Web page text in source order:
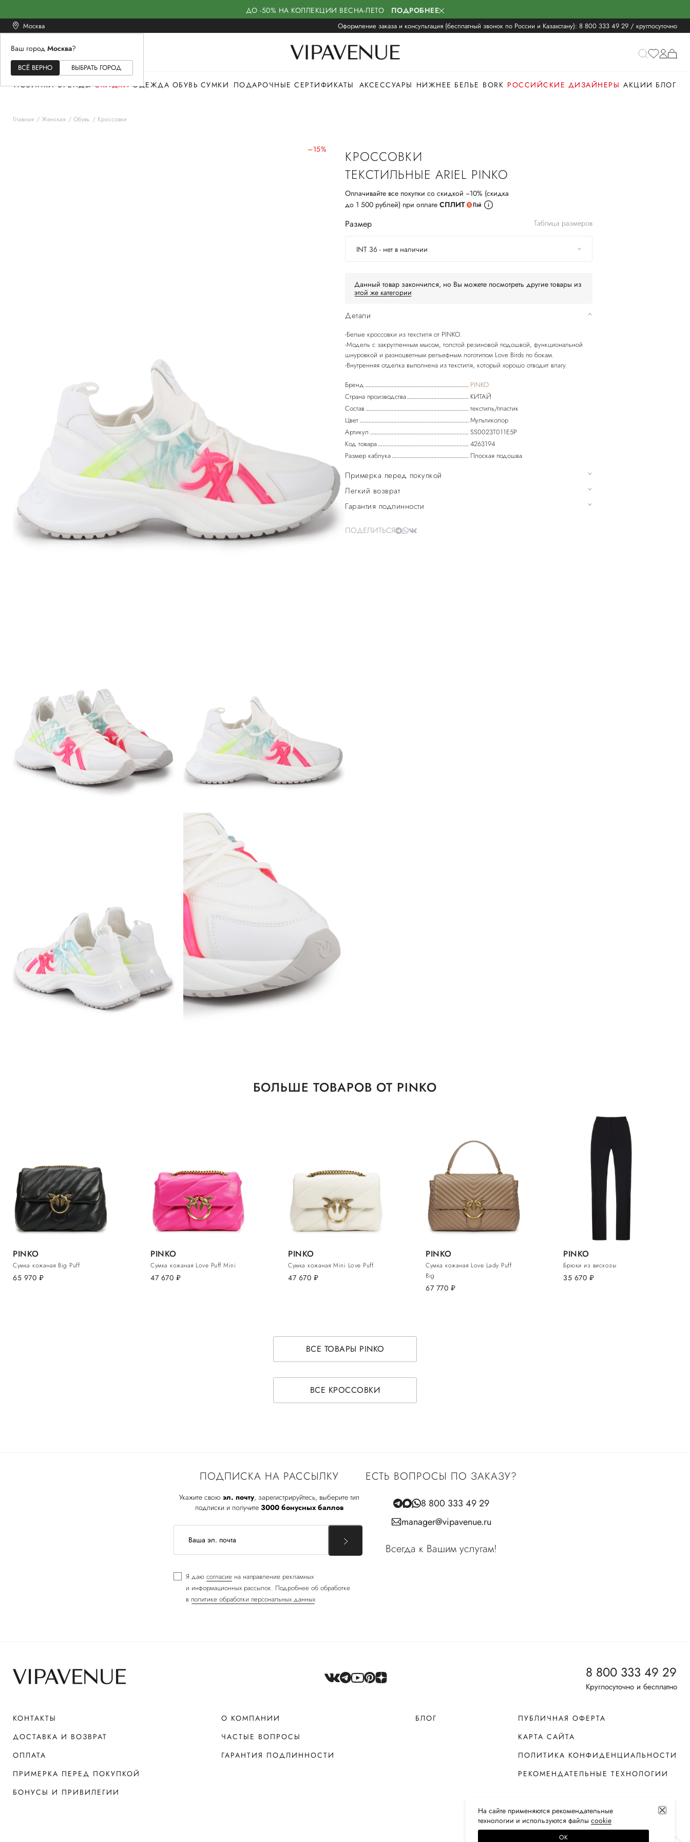
ДО -50% НА КОЛЛЕКЦИИ ВЕСНА-ЛЕТО ПОДРОБНЕЕ
Москва Оформление заказа и консультация (бесплатный звонок по России и Казахстану): 8 800 333 49 29 / круглосуточно
Ваш город Москва?
ВСЁ ВЕРНО ВЫБРАТЬ ГОРОД
ЖЕНСКОЕМУЖСКОЕ
НОВИНКИ БРЕНДЫ СКИДКИ ОДЕЖДА ОБУВЬ СУМКИ ПОДАРОЧНЫЕ СЕРТИФИКАТЫ АКСЕССУАРЫ НИЖНЕЕ БЕЛЬЕ BORK РОССИЙСКИЕ ДИЗАЙНЕРЫ АКЦИИ БЛОГ
Главная Женская Обувь Кроссовки
–15%
КРОССОВКИ
ТЕКСТИЛЬНЫЕ ARIEL PINKO
Оплачивайте все покупки со скидкой −10% (скидка
до 1 500 рублей) при оплате СПЛИТ
Размер Таблица размеров
INT 36 - нет в наличии
Данный товар закончился, но Вы можете посмотреть другие товары из
этой же категории
Детали
-Белые кроссовки из текстиля от PINKO.
-Модель с закругленным мысом, толстой резиновой подошвой, функциональной
шнуровкой и разноцветным рельефным логотипом Love Birds по бокам.
-Внутренняя отделка выполнена из текстиля, который хорошо отводит влагу.
Бренд
PINKO
Страна производства
КИТАЙ
Состав
текстиль/пластик
Цвет
Мультиколор
Артикул
SS0023T011E5P
Код товара
4263194
Размер каблука
Плоская подошва
Примерка перед покупкой
Легкий возврат
Гарантия подлинности
ПОДЕЛИТЬСЯ
БОЛЬШЕ ТОВАРОВ ОТ PINKO
PINKO
Сумка кожаная Big Puff
65 970 руб.
PINKO
Сумка кожаная Love Puff Mini
47 670 руб.
PINKO
Сумка кожаная Mini Love Puff
47 670 руб.
PINKO
Сумка кожаная Love Lady Puff
Big
67 770 руб.
PINKO
Брюки из вискозы
35 670 руб.
ВСЕ ТОВАРЫ PINKO
ВСЕ КРОССОВКИ
ПОДПИСКА НА РАССЫЛКУ
Укажите свою эл. почту, зарегистрируйтесь, выберите тип
подписки и получите 3000 бонусных баллов
Я даю согласие на направление рекламных
и информационных рассылок. Подробнее об обработке
в политике обработки персональных данных
ЕСТЬ ВОПРОСЫ ПО ЗАКАЗУ?
8 800 333 49 29
manager@vipavenue.ru
Всегда к Вашим услугам!
8 800 333 49 29
Круглосуточно и бесплатно
КОНТАКТЫ
ДОСТАВКА И ВОЗВРАТ
ОПЛАТА
ПРИМЕРКА ПЕРЕД ПОКУПКОЙ
БОНУСЫ И ПРИВИЛЕГИИ
О КОМПАНИИ
ЧАСТЫЕ ВОПРОСЫ
ГАРАНТИЯ ПОДЛИННОСТИ
БЛОГ
ПУБЛИЧНАЯ ОФЕРТА
КАРТА САЙТА
ПОЛИТИКА КОНФИДЕНЦИАЛЬНОСТИ
РЕКОМЕНДАТЕЛЬНЫЕ ТЕХНОЛОГИИ
На сайте применяются рекомендательные
технологии и используются файлы сооkiе
ОК